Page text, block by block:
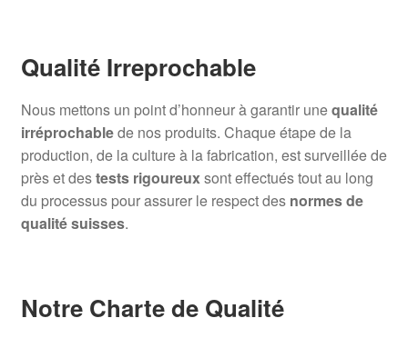
Qualité Irreprochable
Nous mettons un point d’honneur à garantir unequalité
irréprochablede nos produits. Chaque étape de la
production, de la culture à la fabrication, est surveillée de
près et destests rigoureuxsont effectués tout au long
du processus pour assurer le respect des normes de
qualité suisses.
Notre Charte de Qualité